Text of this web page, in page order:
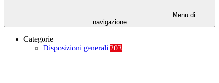
Menu di
navigazione
Categorie
Disposizioni generali 203